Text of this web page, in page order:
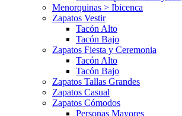
Menorquinas > Ibicenca
Zapatos Vestir
Tacón Alto
Tacón Bajo
Zapatos Fiesta y Ceremonia
Tacón Alto
Tacón Bajo
Zapatos Tallas Grandes
Zapatos Casual
Zapatos Cómodos
Personas Mayores